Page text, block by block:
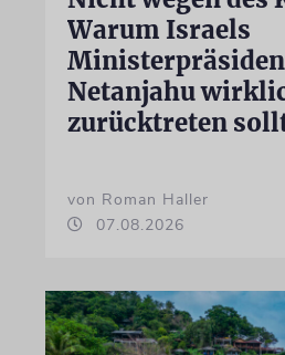
Warum Israels
Netanjahu
zurücktreten
von Roman Haller
07.08.2026